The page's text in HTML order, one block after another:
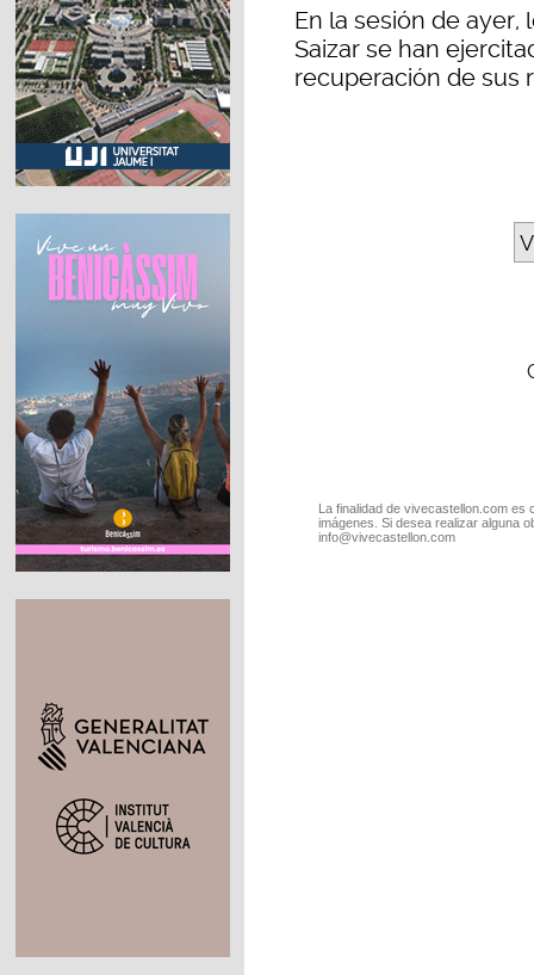
En la sesión de ayer,
Saizar se han
recuperación de sus
La finalidad de vivecastellon.com
imágenes. Si desea realizar alguna
info@vivecastellon.com